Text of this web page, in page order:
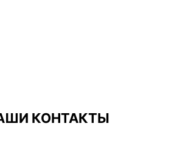
КОНТАКТЫ